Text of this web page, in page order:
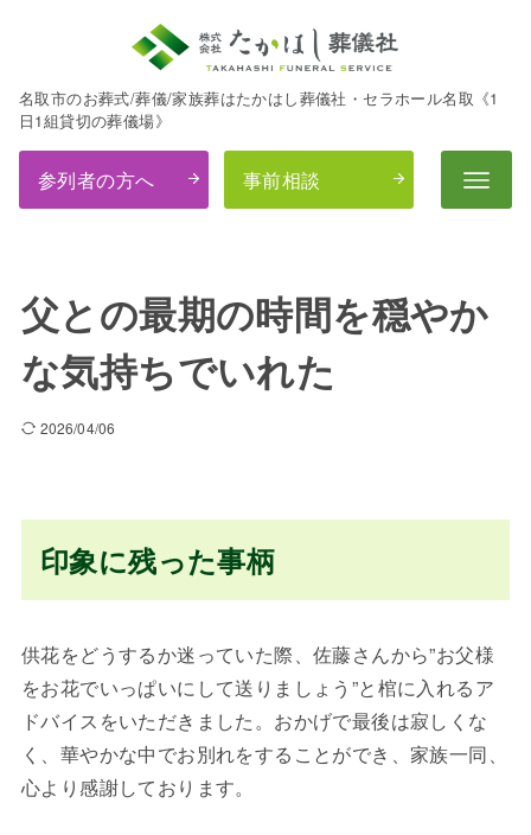
名取市のお葬式/葬儀/家族葬はたかはし葬儀社・セラホール名取《1
日1組貸切の葬儀場》
参列者の方へ 事前相談
父との最期の時間を穏やか
な気持ちでいれた
2026/04/06
印象に残った事柄
供花をどうするか迷っていた際、佐藤さんから”お父様
をお花でいっぱいにして送りましょう”と棺に入れるア
ドバイスをいただきました。おかげで最後は寂しくな
く、華やかな中でお別れをすることができ、家族一同、
心より感謝しております。